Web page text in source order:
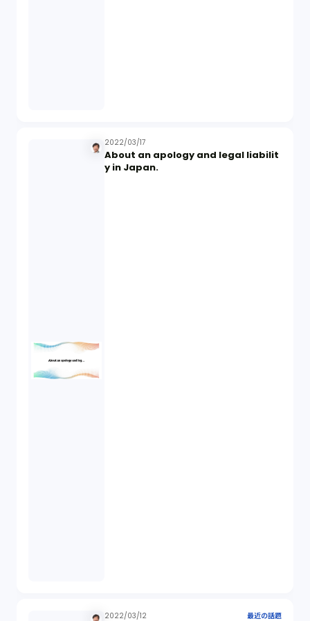
2022/03/17
About an apology and legal liabilit
y in Japan.
2022/03/12 最近の話題